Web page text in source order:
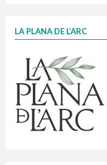
1
Finançat per la
LA PLANA DE L’ARC